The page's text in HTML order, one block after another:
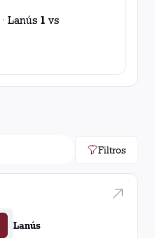
· Lanús 1 vs
Filtros
Lanús